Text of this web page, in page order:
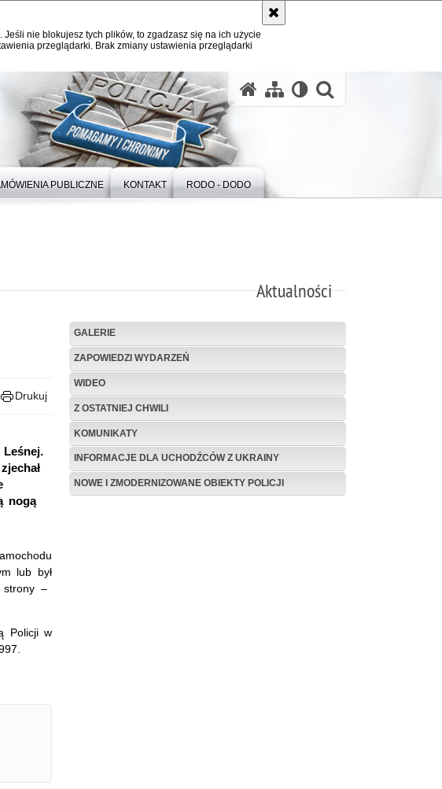
nie blokujesz tych plików, to zgadzasz się na ich użycie
przeglądarki. Brak zmiany ustawienia przeglądarki
PUBLICZNE KONTAKT RODO - DODO
Aktualności
Drukuj
nogą
lub był
strony –
Policji w
GALERIE
ZAPOWIEDZI WYDARZEŃ
WIDEO
Z OSTATNIEJ CHWILI
KOMUNIKATY
INFORMACJE DLA UCHODŹCÓW Z UKRAINY
NOWE I ZMODERNIZOWANE OBIEKTY POLICJI